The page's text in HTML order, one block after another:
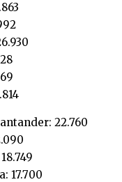
22.760
17.700